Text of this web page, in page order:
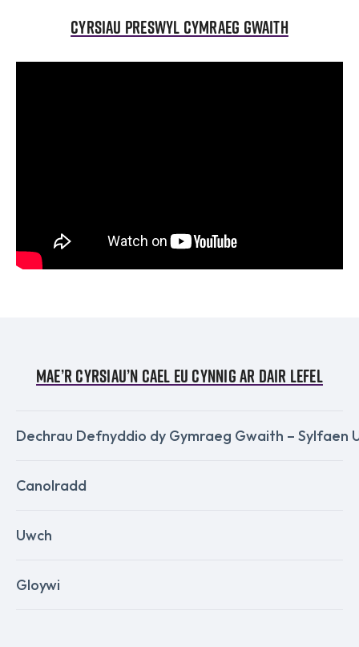
Cyrsiau Preswyl Cymraeg Gwaith
Mae’r cyrsiau’n cael eu cynnig ar dair lefel
Dechrau Defnyddio dy Gymraeg Gwaith – Sylfaen
Canolradd
Uwch
Gloywi